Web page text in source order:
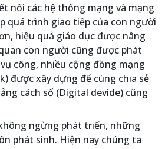
nối các hệ thống mạng và mạng
quá trình giao tiếp của con người
hiệu quả giáo dục được nâng
con người cũng được phát
công, nhiều cộng đồng mạng
được xây dựng để cùng chia sẻ
cách số (Digital devide) cũng
ngừng phát triển, những
phát sinh. Hiện nay chúng ta